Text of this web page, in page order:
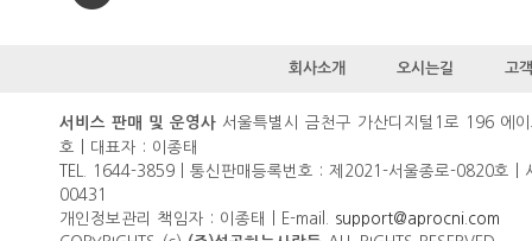
회사소개 오시는길 고
서비스 판매 및 운영사 서울특별시 금천구 가산디지털1로 196 에
호 | 대표자 : 이종태
TEL. 1644-3859 | 통신판매등록번호 : 제2021-서울종로-0820호 |
00431
개인정보관리 책임자 : 이종태 | E-mail. support@aprocni.com